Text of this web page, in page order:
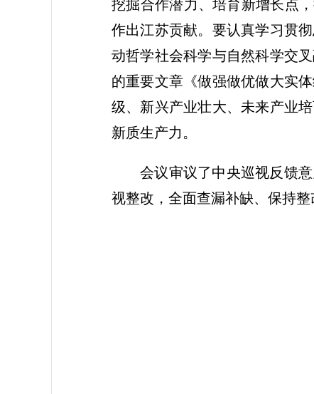
挖掘合作潜力、培育新增长点
作出江苏贡献。要认真学习贯
动哲学社会科学与自然科学交
的重要文章《做强做优做大实
级、新兴产业壮大、未来产业
新质生产力。
会议审议了中央巡视反馈
视整改，全面查漏补缺、保持